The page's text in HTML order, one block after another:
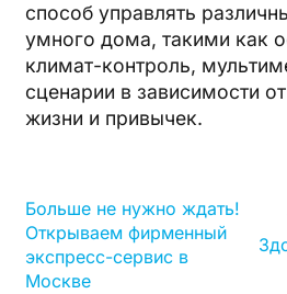
способ управлять
умного дома, такими как
климат-контроль,
сценарии в зависимости
жизни и привычек.
Больше не нужно ждать!
Открываем фирменный
экспресс-сервис в
Москве